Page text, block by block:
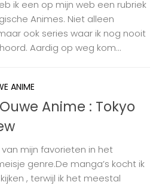
ik een op mijn web een rubriek
Animes. Niet alleen
ook series waar ik nog nooit
Aardig op weg kom...
ANIME
Anime : Tokyo
van mijn favorieten in het
genre.De manga’s kocht ik
, terwijl ik het meestal